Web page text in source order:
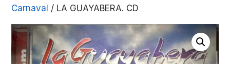
Carnaval / LA GUAYABERA. CD